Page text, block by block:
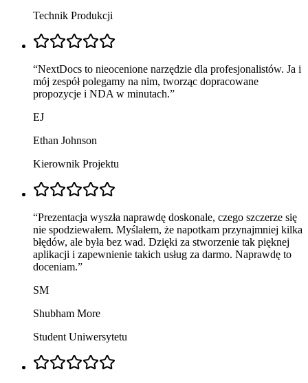
Technik Produkcji
“NextDocs to nieocenione narzędzie dla profesjonalistów. Ja i
mój zespół polegamy na nim, tworząc dopracowane
propozycje i NDA w minutach.”
EJ
Ethan Johnson
Kierownik Projektu
“Prezentacja wyszła naprawdę doskonale, czego szczerze się
nie spodziewałem. Myślałem, że napotkam przynajmniej kilka
błędów, ale była bez wad. Dzięki za stworzenie tak pięknej
aplikacji i zapewnienie takich usług za darmo. Naprawdę to
doceniam.”
SM
Shubham More
Student Uniwersytetu